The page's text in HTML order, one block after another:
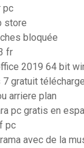
pc
store
bloquée
fr
2019 64 bit
gratuit
arriere plan
pc gratis en
pc
avec de la